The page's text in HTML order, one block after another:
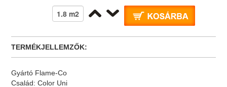
TERMÉKJELLEMZŐK:
Gyártó Flame-Co
Család:Color Uni